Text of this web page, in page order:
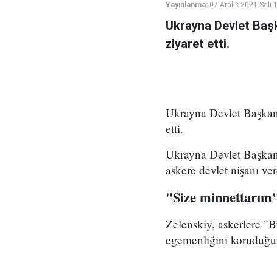
Yayınlanma: 07 Aralık 2021 Salı
Ukrayna Devlet
ziyaret etti.
Ukrayna Devlet
etti.
Ukrayna Devlet
askere devlet nişanı
"Size
Zelenskiy, askerlere
egemenliğini